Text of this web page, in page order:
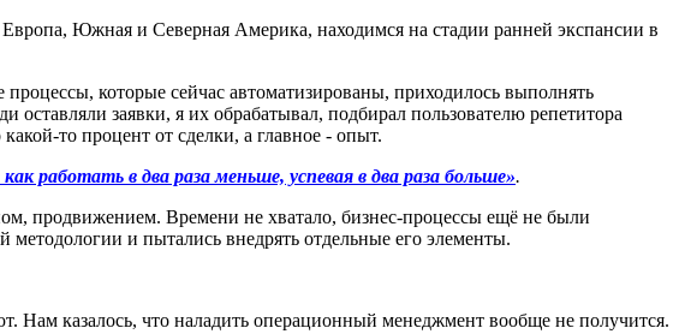
Южная и Северная Америка, находимся на стадии ранней экспансии в
которые сейчас автоматизированы, приходилось выполнять
заявки, я их обрабатывал, подбирал пользователю репетитора
то процент от сделки, а главное - опыт.
работать в два раза меньше, успевая в два раза больше».
продвижением. Времени не хватало, бизнес-процессы ещё не были
методологии и пытались внедрять отдельные его элементы.
Нам казалось, что наладить операционный менеджмент вообще не получится.